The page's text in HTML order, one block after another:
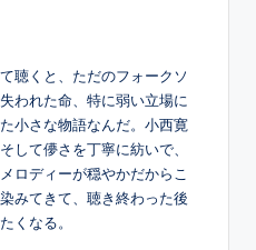
聴くと、ただのフォークソ
われた命、特に弱い立場に
小さな物語なんだ。小西寛
して儚さを丁寧に紡いで、
ロディーが穏やかだからこ
みてきて、聴き終わった後
くなる。